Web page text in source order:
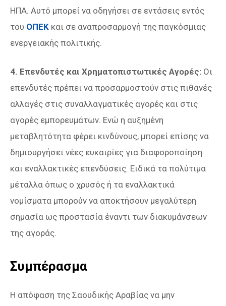
ΗΠΑ. Αυτό μπορεί να οδηγήσει σε εντάσεις εντός
του ΟΠΕΚ και σε αναπροσαρμογή της παγκόσμιας
ενεργειακής πολιτικής.
4. Επενδυτές και Χρηματοπιστωτικές Αγορές: Οι
επενδυτές πρέπει να προσαρμοστούν στις πιθανές
αλλαγές στις συναλλαγματικές αγορές και στις
αγορές εμπορευμάτων. Ενώ η αυξημένη
μεταβλητότητα φέρει κινδύνους, μπορεί επίσης να
δημιουργήσει νέες ευκαιρίες για διαφοροποίηση
και εναλλακτικές επενδύσεις. Ειδικά τα πολύτιμα
μέταλλα όπως ο χρυσός ή τα εναλλακτικά
νομίσματα μπορούν να αποκτήσουν μεγαλύτερη
σημασία ως προστασία έναντι των διακυμάνσεων
της αγοράς.
Συμπέρασμα
Η απόφαση της Σαουδικής Αραβίας να μην